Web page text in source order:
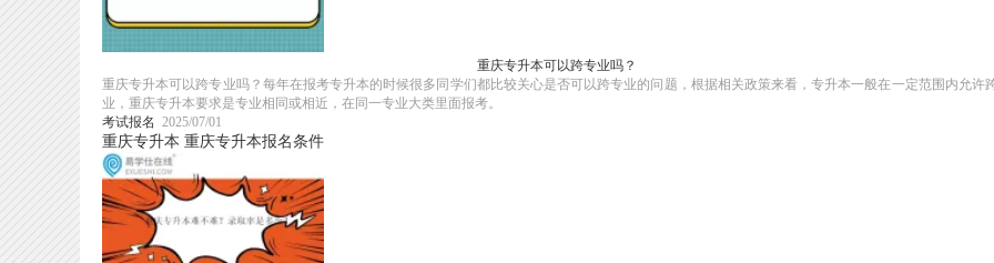
重庆专升本可以跨专业吗？
重庆专升本可以跨专业吗？每年在报考专升本的时候很多同学们都比较关心是否可以跨专业的问题，根据相关政策来看，专升本一般在一定范围内允许
业，重庆专升本要求是专业相同或相近，在同一专业大类里面报考。
考试报名 2025/07/01
重庆专升本 重庆专升本报名条件